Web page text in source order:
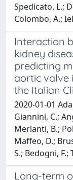
Spedicato, L.;
Colombo, A.;
Interaction
kidney
predicting
aortic valve
the Italian
2020-01-01
Giannini, C.;
Merlanti, B.;
Maffeo, D.;
S.; Bedogni,
Long-term